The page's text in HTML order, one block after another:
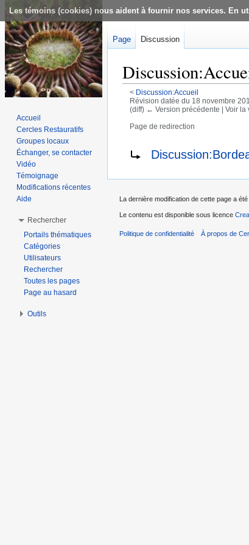
Les témoins (cookies) nous aident à fournir nos services. En
< Discussion:Accueil
Révision datée du 18 novembre
(diff) ← Version précédente | Voir
Page de redirection
Rediriger vers :
Page Discussion
Accueil
Cercles Restauratifs
Groupes locaux
Échanger, se contacter
Vidéo
Témoignage
Modifications récentes
Aide
Rechercher
Portails thématiques
Catégories
Utilisateurs
Rechercher
Toutes les pages
Page au hasard
Outils
La dernière modification de cette page a
Le contenu est disponible sous licence
Politique de confidentialité À propos de